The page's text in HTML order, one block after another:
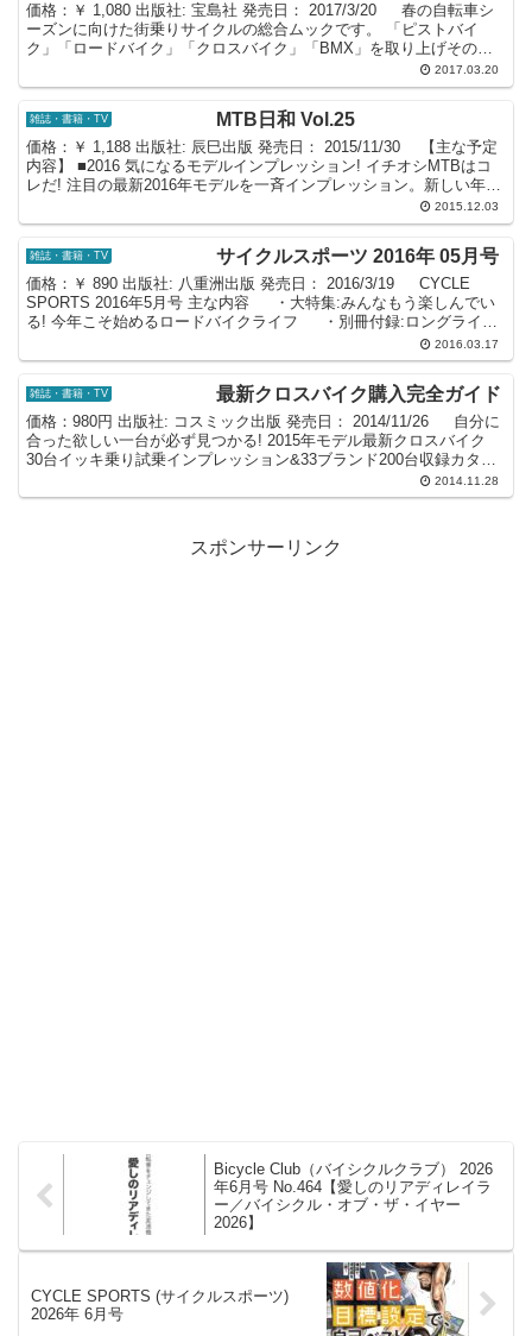
価格：￥ 1,080 出版社: 宝島社 発売日： 2017/3/20 春の自転車シ
ーズンに向けた街乗りサイクルの総合ムックです。 「ピストバイ
ク」「ロードバイク」「クロスバイク」「BMX」を取り上げその特
2017.03.20
雑誌・書籍・TV MTB日和 Vol.25
価格：￥ 1,188 出版社: 辰巳出版 発売日： 2015/11/30 【主な予定
内容】 ■2016 気になるモデルインプレッション! イチオシMTBはコ
レだ! 注目の最新2016年モデルを一斉インプレッション。新しい年に
2015.12.03
雑誌・書籍・TV サイクルスポーツ 2016年 05月号
価格：￥ 890 出版社: 八重洲出版 発売日： 2016/3/19 CYCLE
SPORTS 2016年5月号 主な内容 ・大特集:みんなもう楽しんでい
る! 今年こそ始めるロードバイクライフ ・別冊付録:ロングライド
2016.03.17
雑誌・書籍・TV 最新クロスバイク購入完全ガイド
価格：980円 出版社: コスミック出版 発売日： 2014/11/26 自分に
合った欲しい一台が必ず見つかる! 2015年モデル最新クロスバイク
30台イッキ乗り試乗インプレッション&33ブランド200台収録カタロ
2014.11.28
スポンサーリンク
Bicycle Club（バイシクルクラブ） 2026
年6月号 No.464【愛しのリアディレイラ
ー／バイシクル・オブ・ザ・イヤー
2026】
CYCLE SPORTS (サイクルスポーツ)
2026年 6月号